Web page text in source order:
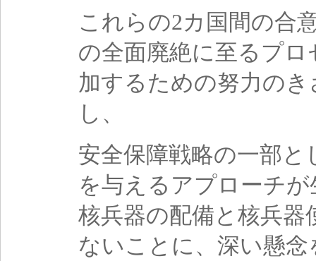
これらの2カ国間の合
の全面廃絶に至るプ
加するための努力の
し、
安全保障戦略の一部
を与えるアプローチ
核兵器の配備と核兵
ないことに、深い懸念